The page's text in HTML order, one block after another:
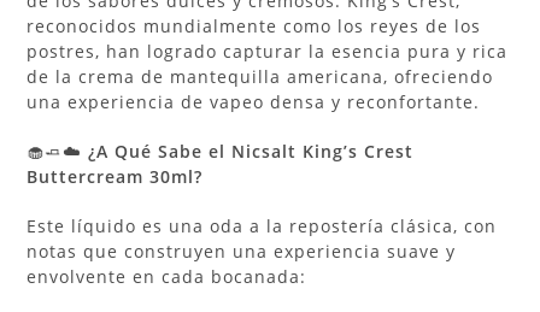
reconocidos mundialmente como los reyes de los
postres, han logrado capturar la esencia pura y rica
de la crema de mantequilla americana, ofreciendo
una experiencia de vapeo densa y reconfortante.
🧁🧈☁️¿A Qué Sabe el Nicsalt King’s Crest
Buttercream 30ml?
Este líquido es una oda a la repostería clásica, con
notas que construyen una experiencia suave y
envolvente en cada bocanada: